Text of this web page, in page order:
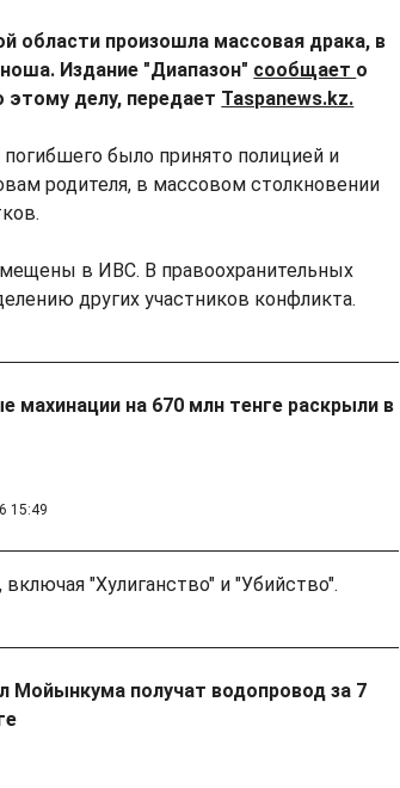
области произошла массовая драка, в
Издание "Диапазон" сообщает о
делу, передает Taspanews.kz.
было принято полицией и
родителя, в массовом столкновении
в ИВС. В правоохранительных
других участников конфликта.
махинации на 670 млн тенге раскрыли в
15:49
"Хулиганство" и "Убийство".
Мойынкума получат водопровод за 7